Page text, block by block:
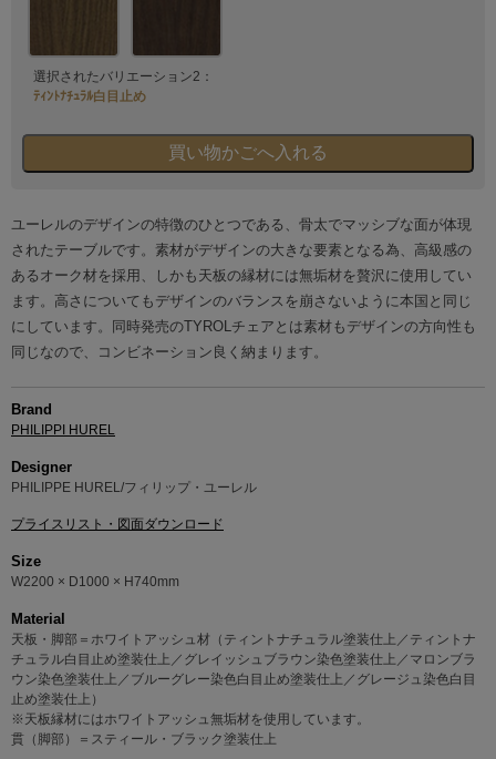
選択されたバリエーション2：
ﾃｨﾝﾄﾅﾁｭﾗﾙ白目止め
ユーレルのデザインの特徴のひとつである、骨太でマッシブな面が体現
されたテーブルです。素材がデザインの大きな要素となる為、高級感の
あるオーク材を採用、しかも天板の縁材には無垢材を贅沢に使用してい
ます。高さについてもデザインのバランスを崩さないように本国と同じ
にしています。同時発売のTYROLチェアとは素材もデザインの方向性も
同じなので、コンビネーション良く納まります。
Brand
PHILIPPI HUREL
Designer
PHILIPPE HUREL/フィリップ・ユーレル
プライスリスト・図面ダウンロード
Size
W2200 × D1000 × H740mm
Material
天板・脚部＝ホワイトアッシュ材（ティントナチュラル塗装仕上／ティントナ
チュラル白目止め塗装仕上／グレイッシュブラウン染色塗装仕上／マロンブラ
ウン染色塗装仕上／ブルーグレー染色白目止め塗装仕上／グレージュ染色白目
止め塗装仕上）
※天板縁材にはホワイトアッシュ無垢材を使用しています。
貫（脚部）＝スティール・ブラック塗装仕上